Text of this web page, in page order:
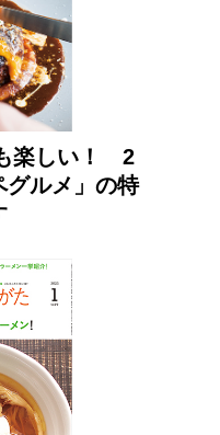
楽しい！ 2
グルメ」の特